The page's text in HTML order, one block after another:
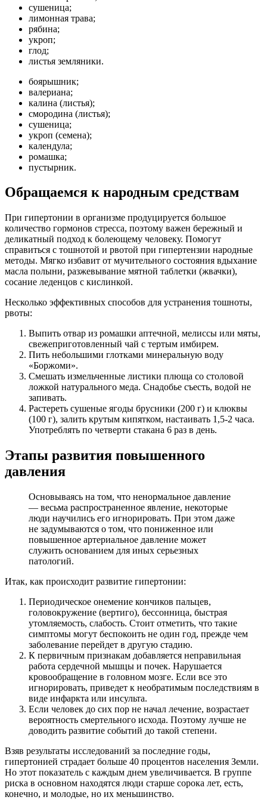
сушеница;
лимонная трава;
рябина;
укроп;
глод;
листья земляники.
боярышник;
валериана;
калина (листья);
смородина (листья);
сушеница;
укроп (семена);
календула;
ромашка;
пустырник.
Обращаемся к народным средствам
При гипертонии в организме продуцируется большое
количество гормонов стресса, поэтому важен бережный и
деликатный подход к болеющему человеку. Помогут
справиться с тошнотой и рвотой при гипертензии народные
методы. Мягко избавит от мучительного состояния вдыхание
масла полыни, разжевывание мятной таблетки (жвачки),
сосание леденцов с кислинкой.
Несколько эффективных способов для устранения тошноты,
рвоты:
Выпить отвар из ромашки аптечной, мелиссы или мяты,
свежеприготовленный чай с тертым имбирем.
Пить небольшими глотками минеральную воду
«Боржоми».
Смешать измельченные листики плюща со столовой
ложкой натурального меда. Снадобье съесть, водой не
запивать.
Растереть сушеные ягоды брусники (200 г) и клюквы
(100 г), залить крутым кипятком, настаивать 1,5-2 часа.
Употреблять по четверти стакана 6 раз в день.
Этапы развития повышенного
давления
Основываясь на том, что ненормальное давление
— весьма распространенное явление, некоторые
люди научились его игнорировать. При этом даже
не задумываются о том, что пониженное или
повышенное артериальное давление может
служить основанием для иных серьезных
патологий.
Итак, как происходит развитие гипертонии:
Периодическое онемение кончиков пальцев,
головокружение (вертиго), бессонница, быстрая
утомляемость, слабость. Стоит отметить, что такие
симптомы могут беспокоить не один год, прежде чем
заболевание перейдет в другую стадию.
К первичным признакам добавляется неправильная
работа сердечной мышцы и почек. Нарушается
кровообращение в головном мозге. Если все это
игнорировать, приведет к необратимым последствиям в
виде инфаркта или инсульта.
Если человек до сих пор не начал лечение, возрастает
вероятность смертельного исхода. Поэтому лучше не
доводить развитие событий до такой степени.
Взяв результаты исследований за последние годы,
гипертонией страдает больше 40 процентов населения Земли.
Но этот показатель с каждым днем увеличивается. В группе
риска в основном находятся люди старше сорока лет, есть,
конечно, и молодые, но их меньшинство.